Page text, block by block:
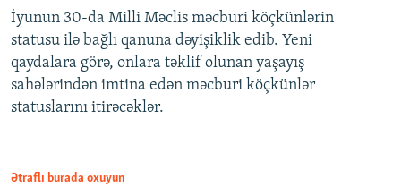
360p
480p
720p
İyunun 30-da Milli Məclis məcburi köçkünlərin
statusu ilə bağlı qanuna dəyişiklik edib. Yeni
qaydalara görə, onlara təklif olunan yaşayış
sahələrindən imtina edən məcburi köçkünlər
statuslarını itirəcəklər.
Ətraflı burada oxuyun